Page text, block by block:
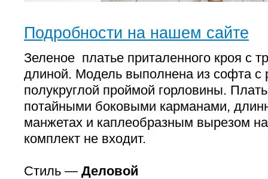
Подробности на нашем сайте
Зеленое платье приталенного кроя с
длиной. Модель выполнена из софта с
полукруглой проймой горловины.
потайными боковыми карманами,
манжетах и каплеобразным вырезом
комплект не входит.
Стиль — Деловой